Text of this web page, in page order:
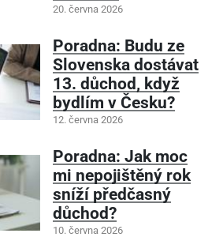
20. června 2026
Poradna: Budu ze
Slovenska dostávat
13. důchod, když
bydlím v Česku?
12. června 2026
Poradna: Jak moc
mi nepojištěný rok
sníží předčasný
důchod?
10. června 2026